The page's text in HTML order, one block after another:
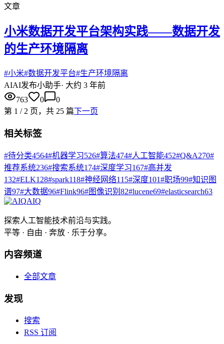
文章
小米数据开发平台架构实践——数据开发
的生产环境隔离
#小米#数据开发平台#生产环境隔离
AIAI发布小助手· 大约 3 年前
763
0
0
第 1 / 2 页，共 25 篇下一页
相关标签
#待分类4564#机器学习526#算法474#人工智能452#Q&A270#
推荐系统236#搜索系统174#深度学习167#高并发
132#ELK128#spark118#神经网络115#深度101#职场99#知识图
谱97#大数据96#Flink96#图像识别 82#lucene69#elasticsearch63
AIQ
探索人工智能技术前沿与实践。
平等 · 自由 · 奔放 · 乐于分享。
内容频道
全部文章
发现
搜索
RSS 订阅